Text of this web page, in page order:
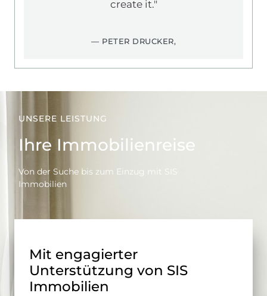
create it."
— PETER DRUCKER,
UNSERE LEISTUNG
Ihre Immobilienreise
Von der Suche bis zum Einzug mit SIS
Immobilien
Mit engagierter
Unterstützung von SIS
Immobilien